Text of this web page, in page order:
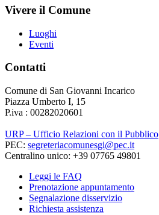
Vivere il Comune
Luoghi
Eventi
Contatti
Comune di San Giovanni Incarico
Piazza Umberto I, 15
P.iva : 00282020601
URP – Ufficio Relazioni con il Pubblico
PEC: segreteriacomunesgi@pec.it
Centralino unico: +39 07765 49801
Leggi le FAQ
Prenotazione appuntamento
Segnalazione disservizio
Richiesta assistenza